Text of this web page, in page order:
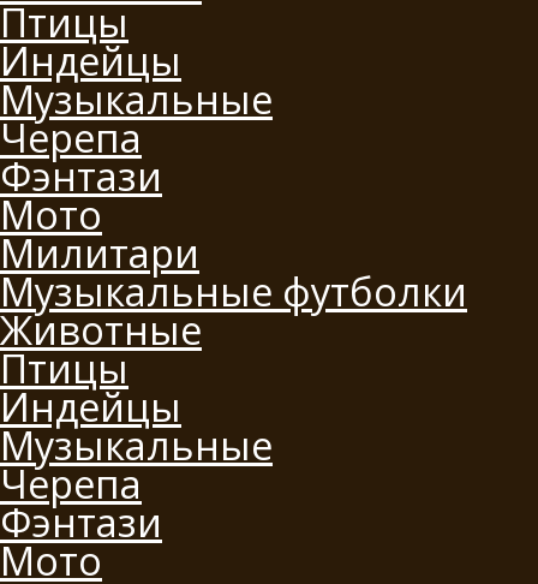
Птицы
Индейцы
Музыкальные
Черепа
Фэнтази
Мото
Милитари
Музыкальные футболки
Животные
Птицы
Индейцы
Музыкальные
Черепа
Фэнтази
Мото